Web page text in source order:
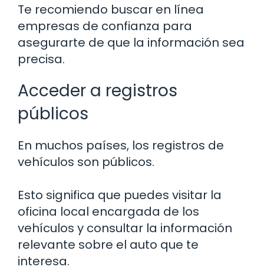
Te recomiendo buscar en línea
empresas de confianza para
asegurarte de que la información sea
precisa.
Acceder a registros
públicos
En muchos países, los registros de
vehículos son públicos.
Esto significa que puedes visitar la
oficina local encargada de los
vehículos y consultar la información
relevante sobre el auto que te
interesa.